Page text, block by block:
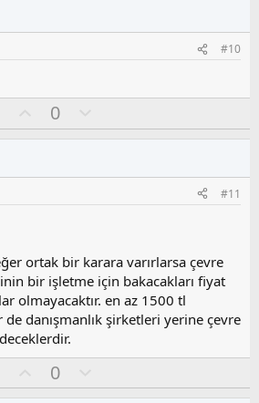
s
u
o
l
#10
y
0
l
s
u
y
l
a
#11
ortak bir karara varırlarsa çevre
bir işletme için bakacakları fiyat
olmayacaktır. en az 1500 tl
danışmanlık şirketleri yerine çevre
y
0
l